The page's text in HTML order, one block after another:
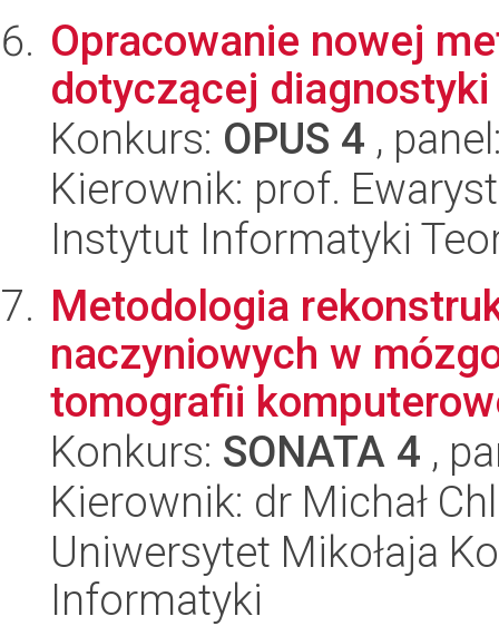
Opracowanie nowej
dotyczącej
Konkurs: OPUS 4 ,
Kierownik: prof.
Instytut Informatyki
Metodologia
naczyniowych w
tomografii
Konkurs: SONATA 4 ,
Kierownik: dr Michał
Uniwersytet Mikołaja
Informatyki